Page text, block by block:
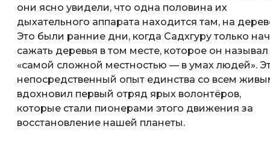
они ясно увидели, что одна половина их
дыхательного аппарата находится там, на
Это были ранние дни, когда Садхгуру только
сажать деревья в том месте, которое он называл
«самой сложной местностью — в умах людей».
непосредственный опыт единства со всем
вдохновил первый отряд ярых волонтёров,
которые стали пионерами этого движения за
восстановление нашей планеты.